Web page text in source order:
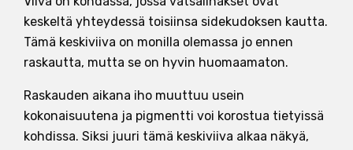
keskeltä yhteydessä toisiinsa sidekudoksen kautta.
Tämä keskiviiva on monilla olemassa jo ennen
raskautta, mutta se on hyvin huomaamaton.
Raskauden aikana iho muuttuu usein
kokonaisuutena ja pigmentti voi korostua tietyissä
kohdissa. Siksi juuri tämä keskiviiva alkaa näkyä,